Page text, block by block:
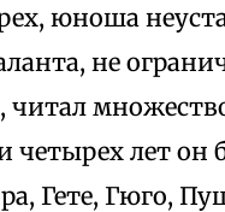
юноша
не
четырех лет
Гете, Гюго,